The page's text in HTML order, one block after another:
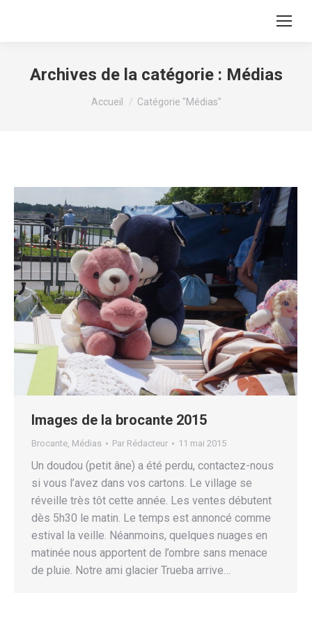
Archives de la catégorie : Médias
Vous êtes ici :
Accueil Catégorie "Médias"
Images de la brocante 2015
Brocante Médias Par Rédacteur 11 mai 2015
Un doudou (petit âne) a été perdu, contactez-nous
si vous l’avez dans vos cartons. Le village se
réveille très tôt cette année. Les ventes débutent
dès 5h30 le matin. Le temps est annoncé comme
estival la veille. Néanmoins, quelques nuages en
matinée nous apportent de l’ombre sans menace
de pluie. Notre ami glacier Trueba arrive…